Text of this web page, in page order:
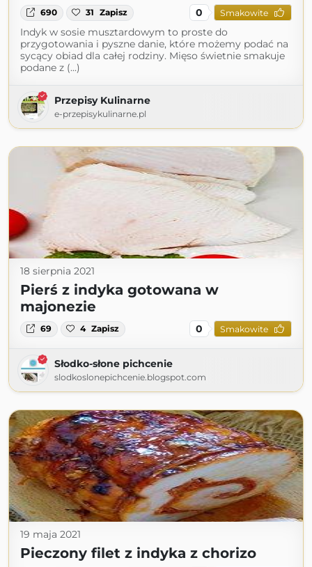
690 31 Zapisz 0 Smakowite
Indyk w sosie musztardowym to proste do
przygotowania i pyszne danie, które możemy podać na
sycący obiad dla całej rodziny. Mięso świetnie smakuje
podane z (...)
Przepisy Kulinarne
e-przepisykulinarne.pl
18 sierpnia 2021
Pierś z indyka gotowana w
majonezie
69 4 Zapisz 0 Smakowite
Słodko-słone pichcenie
slodkoslonepichcenie.blogspot.com
19 maja 2021
Pieczony filet z indyka z chorizo